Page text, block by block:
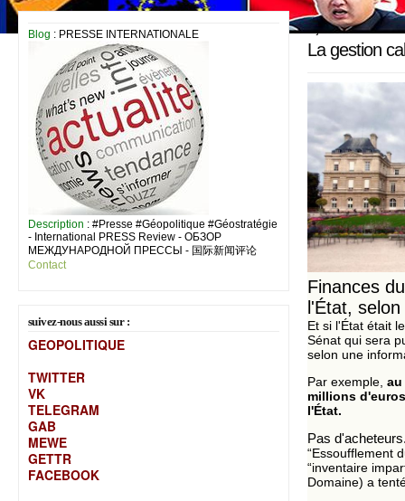
Blog : PRESSE INTERNATIONALE
Description : #Presse #Géopolitique #Géostratégie
- International PRESS Review - ОБЗОР
МЕЖДУНАРОДНОЙ ПРЕССЫ - 国际新闻评论
Contact
suivez-nous aussi sur :
GEOPOLITIQUE
TWITTER
VK
TELEGRAM
GAB
MEWE
GETTR
FACEBOOK
3 juin 2017
La gestion
Finances
l'État,
Et si l'État était
Sénat qui sera
selon une
Par exemple, au
millions
l'État.
Pas
“Essoufflement
“inventaire
Domaine) a